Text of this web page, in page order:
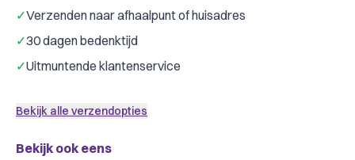
✓Verzenden naar afhaalpunt of huisadres
✓30 dagen bedenktijd
✓Uitmuntende klantenservice
Bekijk alle verzendopties
Bekijk ook eens